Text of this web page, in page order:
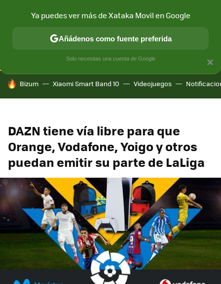
CONECTIVIDAD MÓVIL Y SOCIEDAD APLICACIONES
HOY SE HABLA DE
Bizum Xiaomi Smart Band 10 Videojuegos
DAZN tiene vía libre para que
Orange, Vodafone, Yoigo y otros
puedan emitir su parte de LaLiga
×
Ya puedes ver más de Xataka Movil en Google
Añádenos como fuente preferida
Solo necesitas una cuenta de Google